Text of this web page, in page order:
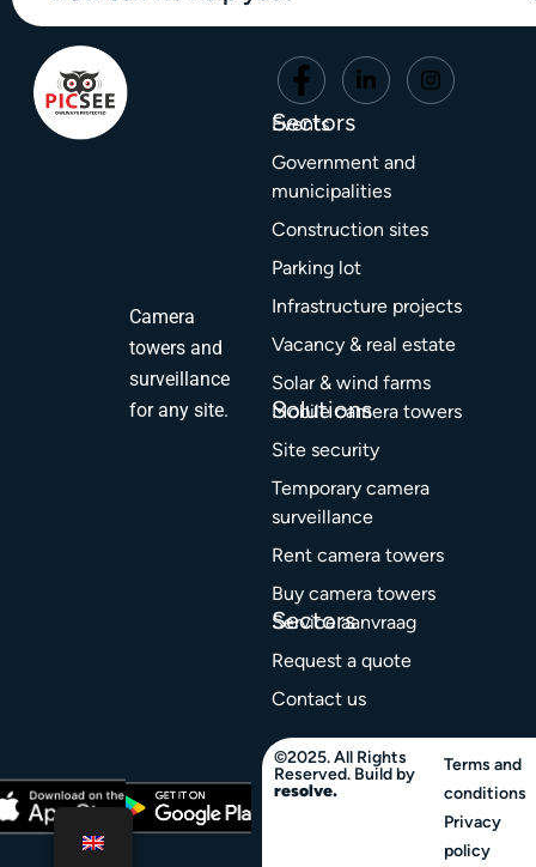
Camera
towers and
surveillance
for any site.
Sectors
Events
Government and
municipalities
Construction sites
Parking lot
Infrastructure projects
Vacancy & real estate
Solar & wind farms
Solutions
Mobile camera towers
Site security
Temporary camera
surveillance
Rent camera towers
Buy camera towers
Sectors
Service aanvraag
Request a quote
Contact us
©2025. All Rights
Reserved. Build by
resolve.
Terms and
conditions
Privacy
policy